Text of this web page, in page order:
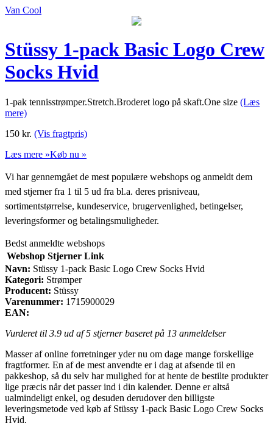
Van Cool
Stüssy 1-pack Basic Logo Crew
Socks Hvid
1-pak tennisstrømper.Stretch.Broderet logo på skaft.One size (Læs
mere)
150 kr. (Vis fragtpris)
Læs mere »Køb nu »
Vi har gennemgået de mest populære webshops og anmeldt dem
med stjerner fra 1 til 5 ud fra bl.a. deres prisniveau,
sortimentstørrelse, kundeservice, brugervenlighed, betingelser,
leveringsformer og betalingsmuligheder.
Bedst anmeldte webshops
Webshop Stjerner Link
Navn: Stüssy 1-pack Basic Logo Crew Socks Hvid
Kategori: Strømper
Producent: Stüssy
Varenummer: 1715900029
EAN:
Vurderet til 3.9 ud af 5 stjerner baseret på 13 anmeldelser
Masser af online forretninger yder nu om dage mange forskellige
fragtformer. En af de mest anvendte er i dag at afsende til en
pakkeshop, så du selv har mulighed for at hente de bestilte produkter
lige præcis når det passer ind i din kalender. Denne er altså
ualmindeligt enkel, og desuden derudover den billigste
leveringsmetode ved køb af Stüssy 1-pack Basic Logo Crew Socks
Hvid.